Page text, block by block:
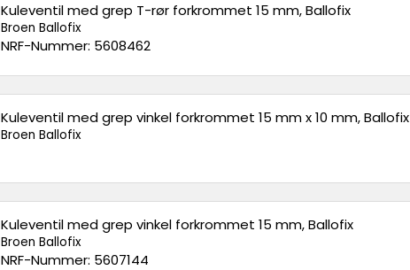
Kuleventil med grep T-rør forkrommet 15 mm, Ballofix
Broen Ballofix
NRF-Nummer: 5608462
Kuleventil med grep vinkel forkrommet 15 mm x 10 mm, Ballofix
Broen Ballofix
Kuleventil med grep vinkel forkrommet 15 mm, Ballofix
Broen Ballofix
NRF-Nummer: 5607144